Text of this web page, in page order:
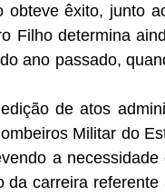
obteve êxito, junto
Filho determina
ano passado,
de atos
Militar do
a necessidade
da carreira